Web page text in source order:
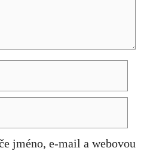
jméno, e-mail a webovou